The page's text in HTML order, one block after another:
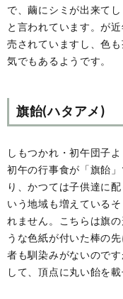
で、繭にシミが出来て
と言われています。が
売されていますし、色
気でもあるようです。
旗飴(ハタアメ)
しもつかれ・初午団子
初午の行事食が「旗飴
り、かつては子供達に
いう地域も増えている
れません。こちらは旗
うな色紙が付いた棒の
者も馴染みがないので
して、頂点に丸い飴を